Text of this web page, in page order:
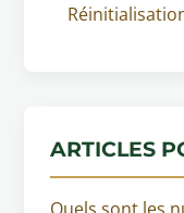
ARTICLES
Quels sont les